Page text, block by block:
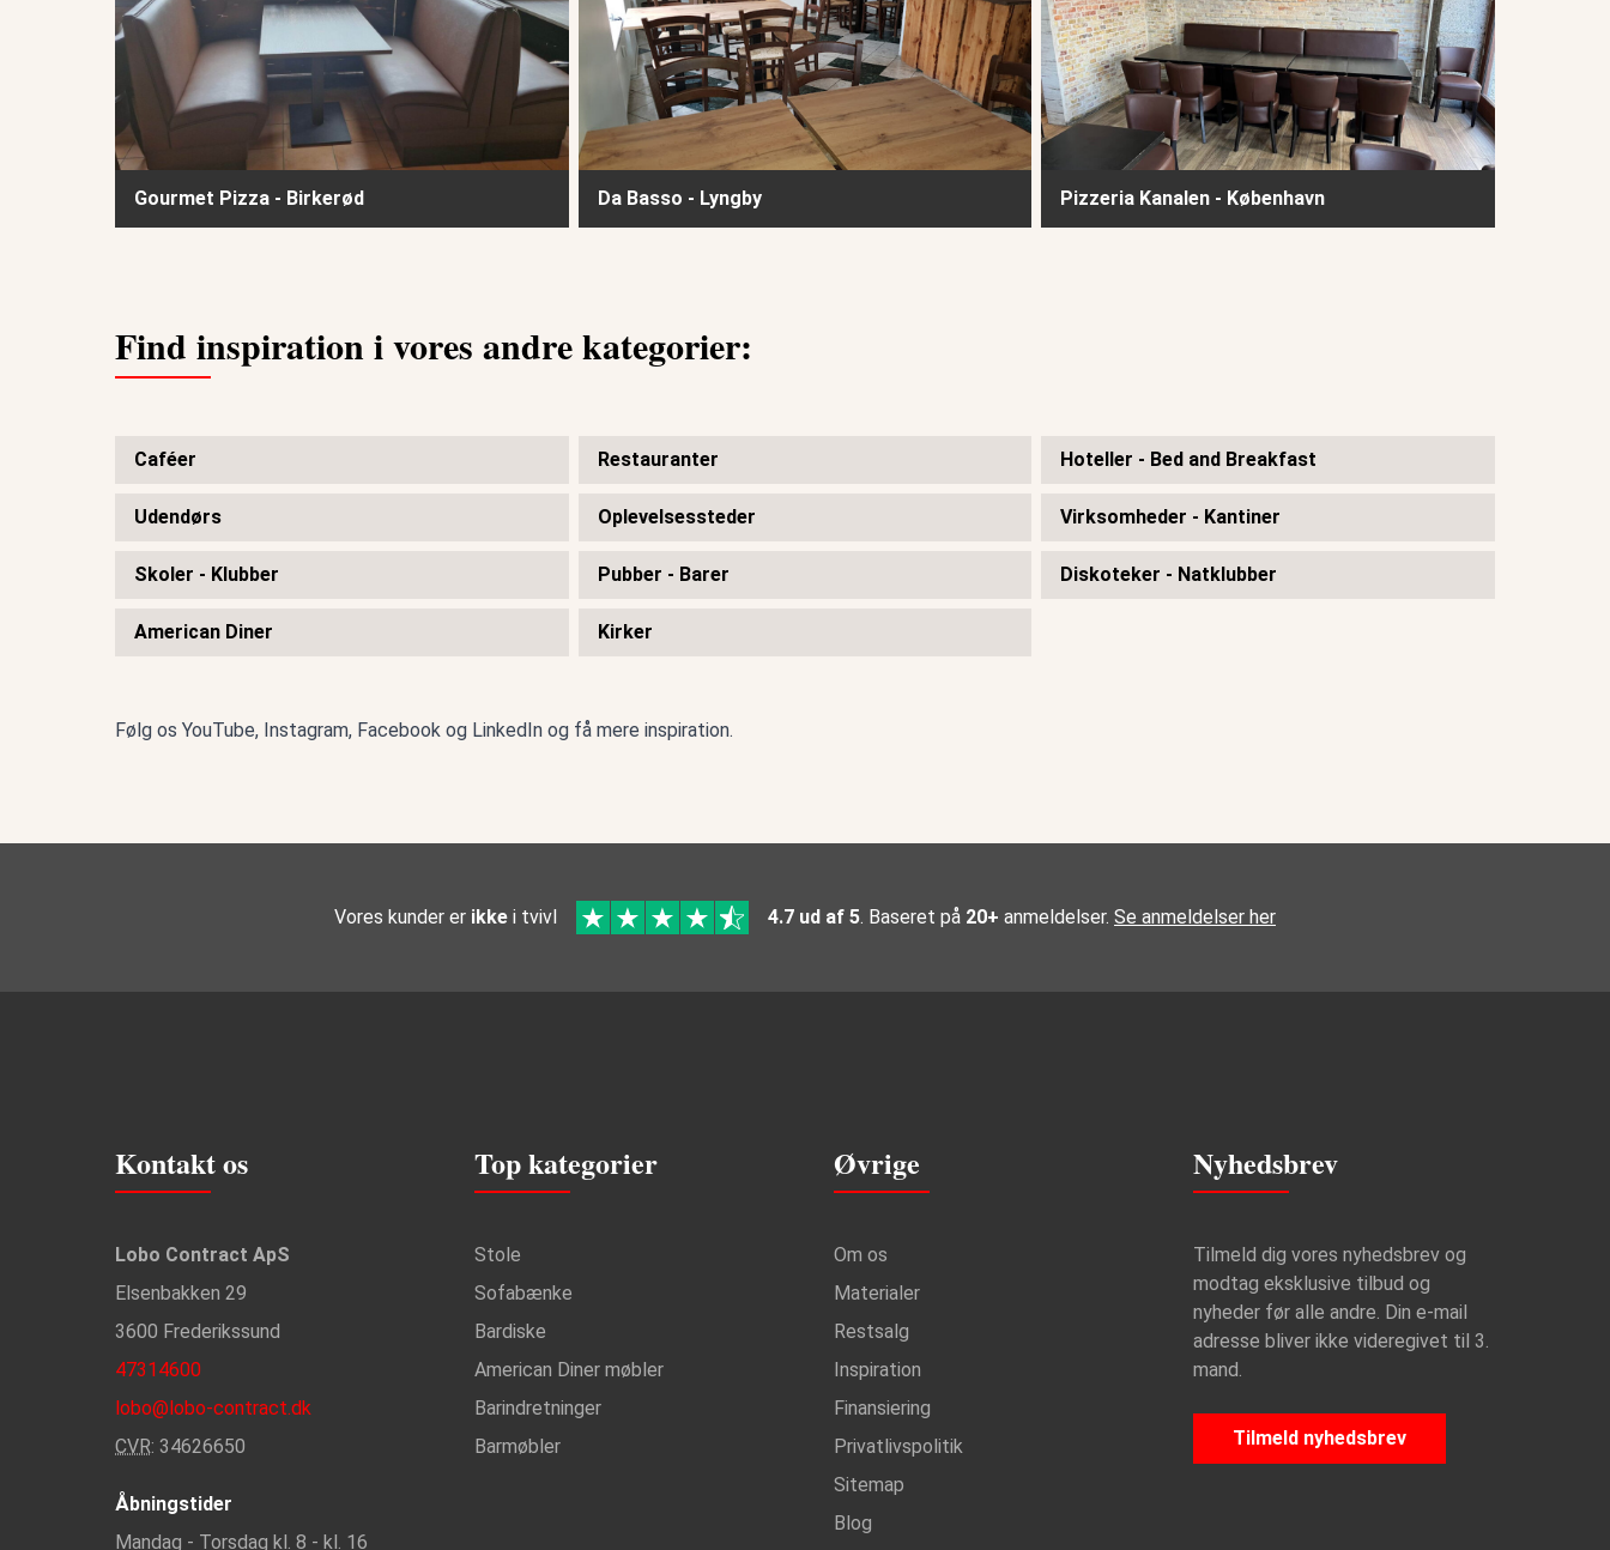
Gourmet Pizza - Birkerød Da Basso - Lyngby Pizzeria Kanalen - København
Find inspiration i vores andre kategorier:
Caféer Restauranter Hoteller - Bed and Breakfast
Udendørs Oplevelsessteder Virksomheder - Kantiner
Skoler - Klubber Pubber - Barer Diskoteker - Natklubber
American Diner Kirker
Følg os YouTube, Instagram, Facebook og LinkedIn og få mere inspiration.
Vores kunder er ikke i tvivl 4.7 ud af 5. Baseret på 20+ anmeldelser. Se anmeldelser her
Kontakt os
Lobo Contract ApS
Elsenbakken 29
3600 Frederikssund
47314600
lobo@lobo-contract.dk
CVR: 34626650
Åbningstider
Mandag - Torsdag kl. 8 - kl. 16
Top kategorier
Stole
Sofabænke
Bardiske
American Diner møbler
Barindretninger
Barmøbler
Øvrige
Om os
Materialer
Restsalg
Inspiration
Finansiering
Privatlivspolitik
Sitemap
Blog
Nyhedsbrev
Tilmeld dig vores nyhedsbrev og
modtag eksklusive tilbud og
nyheder før alle andre. Din e-mail
adresse bliver ikke videregivet til 3.
mand.
Tilmeld nyhedsbrev